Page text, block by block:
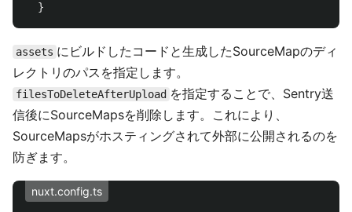
}
assets にビルドしたコードと生成したSourceMapのディ
レクトリのパスを指定します。
filesToDeleteAfterUpload を指定することで、Sentry送
信後にSourceMapsを削除します。これにより、
SourceMapsがホスティングされて外部に公開されるのを
防ぎます。
nuxt.config.ts